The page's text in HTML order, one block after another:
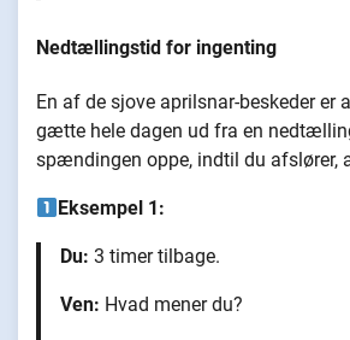
Nedtællingstid for ingenting
En af de sjove aprilsnar-beskeder er
gætte hele dagen ud fra en
spændingen oppe, indtil du afslører,
Eksempel 1:
Du: 3 timer tilbage.
Ven: Hvad mener du?